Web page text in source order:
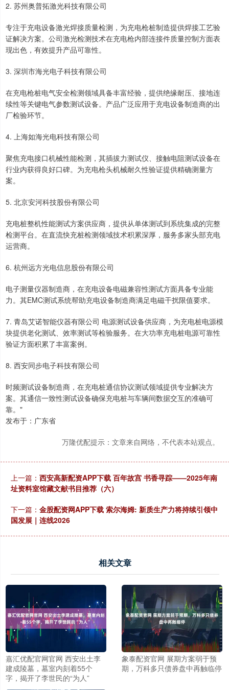
2. 苏州奥普拓激光科技有限公司
专注于充电设备激光焊接质量检测，为充电枪桩制造提供焊接工艺验
证解决方案。公司激光检测技术在充电枪内部连接件质量控制方面表
现出色，有效提升产品可靠性。
3. 深圳市海光电子科技有限公司
在充电枪桩电气安全检测领域具备丰富经验，提供绝缘耐压、接地连
续性等关键电气参数测试设备。产品广泛应用于充电设备制造商的出
厂检验环节。
4. 上海如海光电科技有限公司
聚焦充电接口机械性能检测，其插拔力测试仪、接触电阻测试设备在
行业内获得良好口碑。为充电枪头机械耐久性验证提供精确测量方
案。
5. 北京安河科技股份有限公司
充电桩整机性能测试方案供应商，提供从单体测试到系统集成的完整
检测平台。在直流快充桩检测领域技术积累深厚，服务多家头部充电
运营商。
6. 杭州远方光电信息股份有限公司
电子测量仪器制造商，在充电设备电磁兼容性测试方面具备专业能
力。其EMC测试系统帮助充电设备制造商满足电磁干扰限值要求。
7. 青岛艾诺智能仪器有限公司 电源测试设备供应商，为充电桩电源模
块提供老化测试、效率测试等检验服务。在大功率充电桩电源可靠性
验证方面积累了丰富案例。
8. 西安同步电子科技有限公司
时频测试设备制造商，在充电桩通信协议测试领域提供专业解决方
案。其通信一致性测试设备确保充电桩与车辆间数据交互的准确可
靠。"
发布于：广东省
万隆优配提示：文章来自网络，不代表本站观点。
上一篇： 西安高新配资APP下载 百年故宫 书香寻踪——2025年南
址资料室馆藏文献书目推荐（六）
下一篇： 金股配资网APP下载 索尔海姆: 新质生产力将持续引领中
国发展｜连线2026
相关文章
嘉汇优配官网官网 西安出土李
建成陵墓，墓室内刻着55个
字，揭开了李世民的“为人”
象泰配资官网 展期方案弱于预
期，万科多只债券盘中再触临停